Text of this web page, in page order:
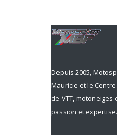
Depuis 2005,
Mauricie et le
de VTT,
passion et expertise.